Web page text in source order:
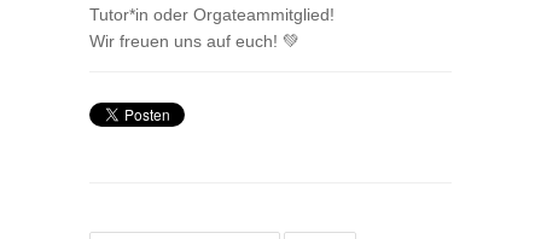
Tutor*in oder Orgateammitglied!
Wir freuen uns auf euch! 💚